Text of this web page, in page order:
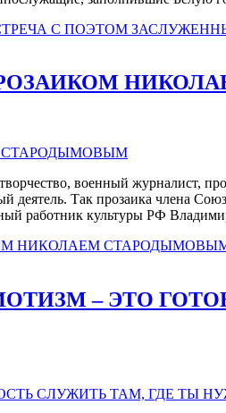
С ПОЭТОМ
военный журналист,
деятель. Так прозаика члена
работник культуры РФ
НИКОЛАЕМ
– ЭТО